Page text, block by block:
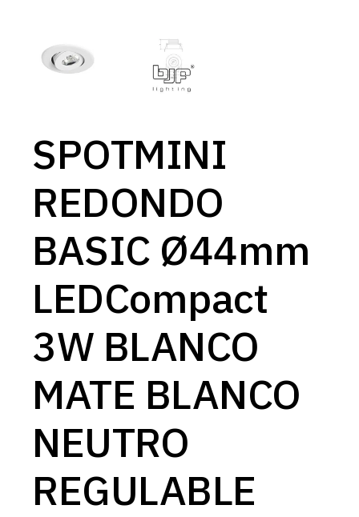
SPOTMINI
REDONDO
BASIC Ø44mm
LEDCompact
3W BLANCO
MATE BLANCO
NEUTRO
REGULABLE